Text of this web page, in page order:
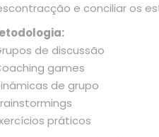
e conciliar os
de discussão
games
de grupo
práticos